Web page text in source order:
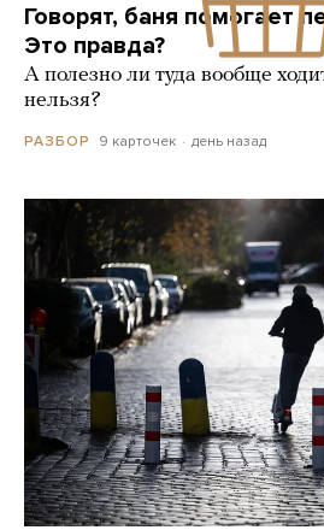
Говорят, баня помогает
Это правда?
А полезно ли туда вообще
нельзя?
РАЗБОР 9 карточек день назад